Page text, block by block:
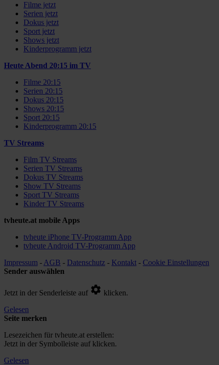
Filme jetzt
Serien jetzt
Dokus jetzt
Sport jetzt
Shows jetzt
Kinderprogramm jetzt
Heute Abend 20:15 im TV
Filme 20:15
Serien 20:15
Dokus 20:15
Shows 20:15
Sport 20:15
Kinderprogramm 20:15
TV Streams
Film TV Streams
Serien TV Streams
Dokus TV Streams
Show TV Streams
Sport TV Streams
Kinder TV Streams
tvheute.at mobile Apps
tvheute iPhone TV-Programm App
tvheute Android TV-Programm App
Impressum - AGB - Datenschutz - Kontakt - Cookie Einstellungen
Sender auswählen
Jetzt in der Senderleiste auf
klicken.
Gelesen
Seite merken
Lesezeichen für tvheute.at erstellen:
Jetzt in der Symbolleiste auf klicken.
Gelesen